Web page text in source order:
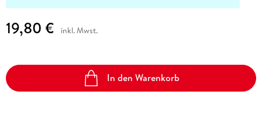
19,80 € inkl. Mwst.
In den Warenkorb